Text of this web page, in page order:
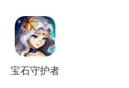
宝石守护者